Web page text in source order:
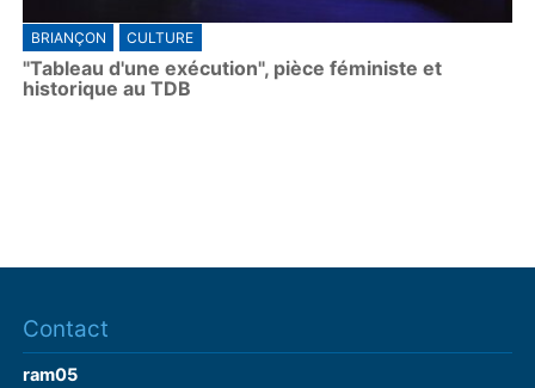
BRIANÇON CULTURE
"Tableau d'une exécution", pièce féministe et
historique au TDB
Contact
ram05